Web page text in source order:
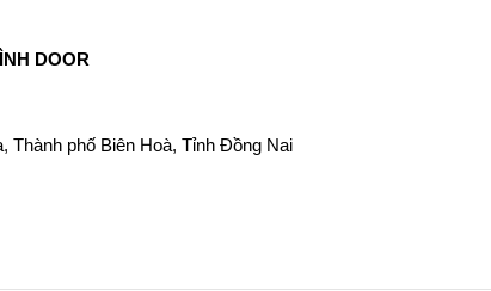
DOOR
phố Biên Hoà, Tỉnh Đồng Nai